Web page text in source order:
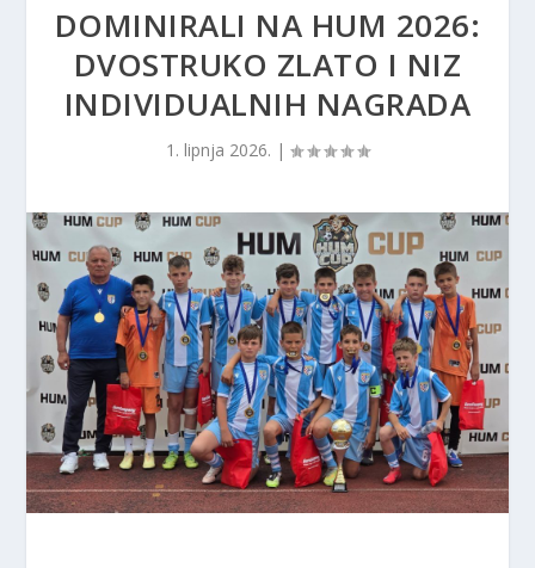
DOMINIRALI NA HUM 2026:
DVOSTRUKO ZLATO I NIZ
INDIVIDUALNIH NAGRADA
1. lipnja 2026. |